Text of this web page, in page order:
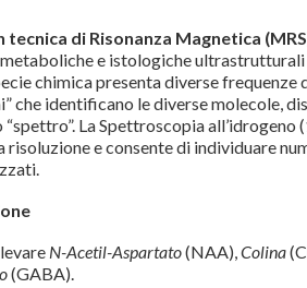
di Risonanza Magnetica
e istologiche ultrastrutturali
chimica presenta diverse
che identificano le diverse molecole,
La Spettroscopia
e consente di individuare
N-Acetil-Aspartato(NAA),Colina
(GABA).